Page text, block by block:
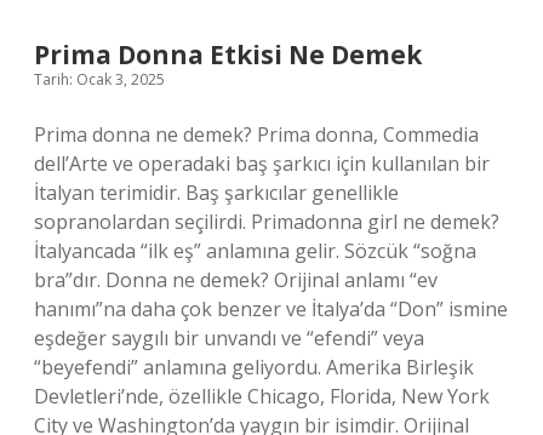
Prima Donna Etkisi Ne Demek
Tarih: Ocak 3, 2025
Prima donna ne demek? Prima donna, Commedia
dell’Arte ve operadaki baş şarkıcı için kullanılan bir
İtalyan terimidir. Baş şarkıcılar genellikle
sopranolardan seçilirdi. Primadonna girl ne demek?
İtalyancada “ilk eş” anlamına gelir. Sözcük “soğna
bra”dır. Donna ne demek? Orijinal anlamı “ev
hanımı”na daha çok benzer ve İtalya’da “Don” ismine
eşdeğer saygılı bir unvandı ve “efendi” veya
“beyefendi” anlamına geliyordu. Amerika Birleşik
Devletleri’nde, özellikle Chicago, Florida, New York
City ve Washington’da yaygın bir isimdir. Orijinal